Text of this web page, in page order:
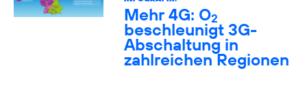
Mehr 4G: O2
beschleunigt 3G-
Abschaltung in
zahlreichen Regionen